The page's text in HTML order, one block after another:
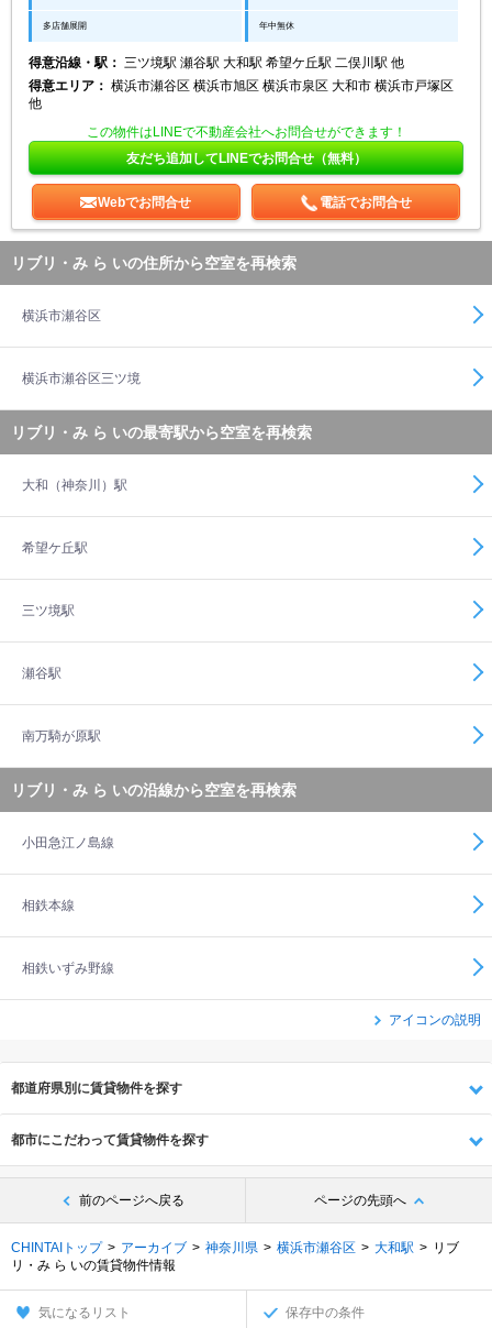
多店舗展開 年中無休
得意沿線・駅：
三ツ境駅 瀬谷駅 大和駅 希望ケ丘駅 二俣川駅 他
得意エリア： 横浜市瀬谷区 横浜市旭区 横浜市泉区 大和市 横浜市戸塚区
他
この物件はLINEで不動産会社へお問合せができます！
友だち追加してLINEでお問合せ（無料）
Webでお問合せ 電話でお問合せ
リブリ・み ら いの住所から空室を再検索
横浜市瀬谷区
横浜市瀬谷区三ツ境
リブリ・み ら いの最寄駅から空室を再検索
大和（神奈川）駅
希望ケ丘駅
三ツ境駅
瀬谷駅
南万騎が原駅
リブリ・み ら いの沿線から空室を再検索
小田急江ノ島線
相鉄本線
相鉄いずみ野線
アイコンの説明
都道府県別に賃貸物件を探す
都市にこだわって賃貸物件を探す
前のページへ戻る ページの先頭へ
CHINTAIトップ アーカイブ 神奈川県 横浜市瀬谷区 大和駅
リブ
リ・み ら いの賃貸物件情報
気になるリスト 保存中の条件